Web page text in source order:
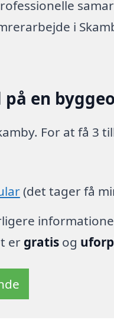
i
en
For at få 3
(det tager få
er gratisog